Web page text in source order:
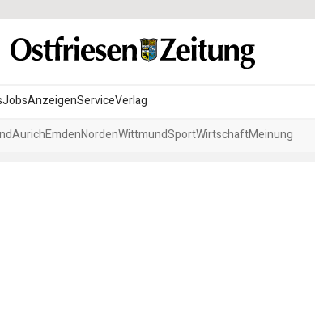
JobsAnzeigenServiceVerlag
AurichEmdenNordenWittmundSportWirtschaftMeinung